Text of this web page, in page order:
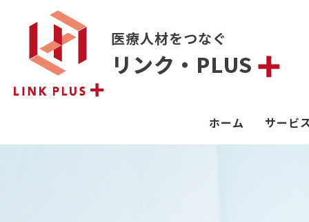
医療人材をつなぐ
リンク・PLUS
ホーム サービ